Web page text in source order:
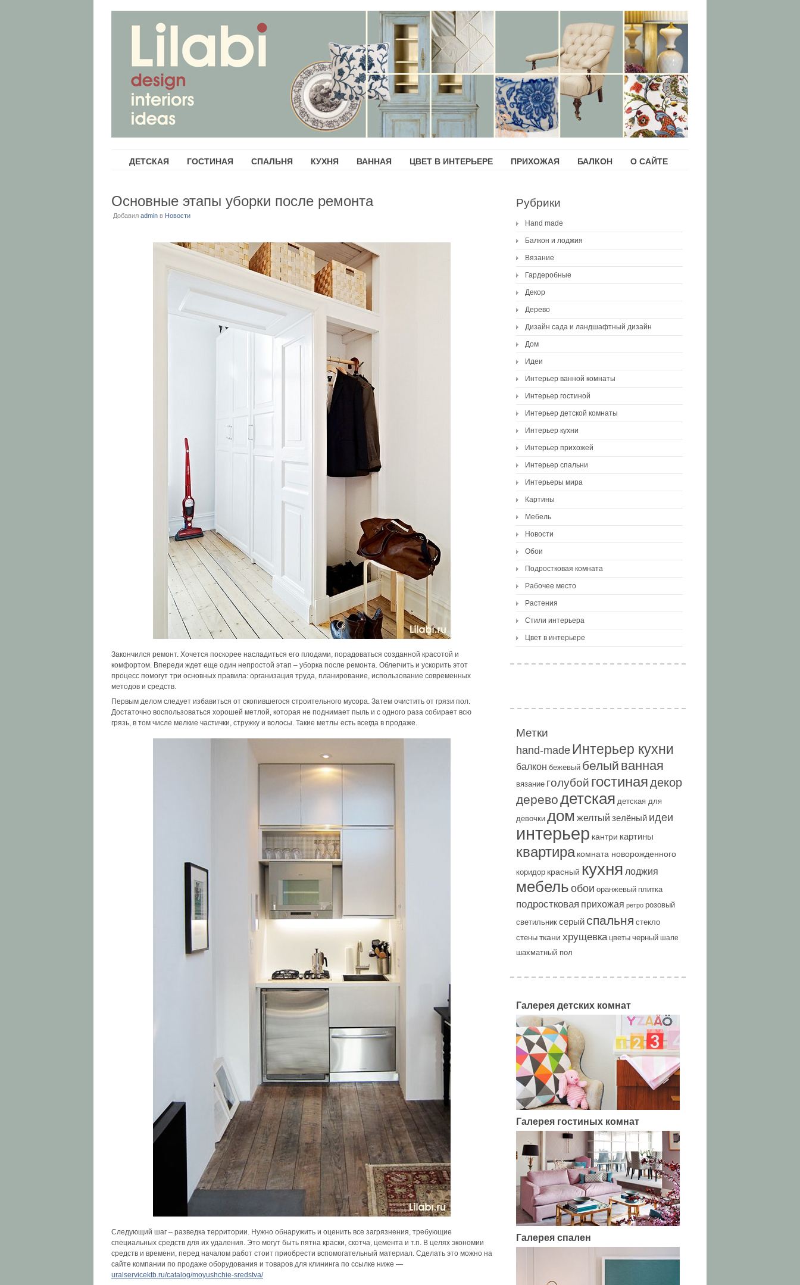
ДЕТСКАЯ ГОСТИНАЯ СПАЛЬНЯ КУХНЯ ВАННАЯ ЦВЕТ В ИНТЕРЬЕРЕ ПРИХОЖАЯ БАЛКОН О САЙТЕ
Основные этапы уборки после ремонта
Добавил admin в Новости
Закончился ремонт. Хочется поскорее насладиться его плодами, порадоваться созданной красотой и
комфортом. Впереди ждет еще один непростой этап – уборка после ремонта. Облегчить и ускорить этот
процесс помогут три основных правила: организация труда, планирование, использование современных
методов и средств.
Первым делом следует избавиться от скопившегося строительного мусора. Затем очистить от грязи пол.
Достаточно воспользоваться хорошей метлой, которая не поднимает пыль и с одного раза собирает всю
грязь, в том числе мелкие частички, стружку и волосы. Такие метлы есть всегда в продаже.
Следующий шаг – разведка территории. Нужно обнаружить и оценить все загрязнения, требующие
специальных средств для их удаления. Это могут быть пятна краски, скотча, цемента и т.п. В целях экономии
средств и времени, перед началом работ стоит приобрести вспомогательный материал. Сделать это можно на
сайте компании по продаже оборудования и товаров для клининга по ссылке ниже —
uralservicektb.ru/catalog/moyushchie-sredstva/
Рубрики
Hand made
Балкон и лоджия
Вязание
Гардеробные
Декор
Дерево
Дизайн сада и ландшафтный дизайн
Дом
Идеи
Интерьер ванной комнаты
Интерьер гостиной
Интерьер детской комнаты
Интерьер кухни
Интерьер прихожей
Интерьер спальни
Интерьеры мира
Картины
Мебель
Новости
Обои
Подростковая комната
Рабочее место
Растения
Стили интерьера
Цвет в интерьере
Метки
hand-made Интерьер кухни
балкон бежевый белый ванная
вязание голубой гостинаядекор
дереводетская детская для
девочки дом желтый зелёный идеи
интерьер кантри картины
квартира комната новорожденного
коридор красный кухня лоджия
мебель обои оранжевый плитка
подростковая прихожая ретро розовый
светильник серый спальня стекло
стены ткани хрущевка цветы черный шале
шахматный пол
Галерея детских комнат
Галерея гостиных комнат
Галерея спален